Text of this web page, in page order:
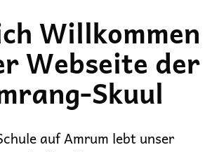
Willkommen
Webseite der
Skuul
auf Amrum lebt unser